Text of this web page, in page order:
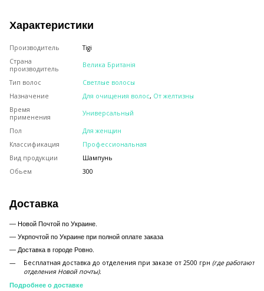
Характеристики
Производитель
Tigi
Страна
производитель
Велика Британія
Тип волос
Светлые волосы
Назначение
Для очищения волос, От желтизны
Время
применения
Универсальный
Пол
Для женщин
Классификация
Профессиональная
Вид продукции
Шампунь
Обьем
300
Доставка
— Новой Почтой по Украине.
— Укрпочтой по Украине при полной оплате заказа
— Доставка в городе Ровно.
Бесплатная доставка до отделения при заказе от 2500 грн (где работают
отделения Новой почты).
Подробнее о доставке